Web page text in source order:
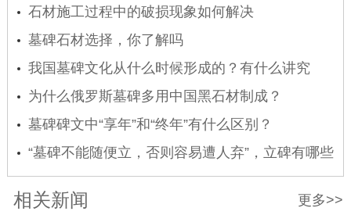
石材施工过程中的破损现象如何解决
墓碑石材选择，你了解吗
我国墓碑文化从什么时候形成的？有什么讲究
吗？
为什么俄罗斯墓碑多用中国黑石材制成？
墓碑碑文中“享年”和“终年”有什么区别？
“墓碑不能随便立，否则容易遭人弃”，立碑有哪些
讲究
更多>>
相关新闻